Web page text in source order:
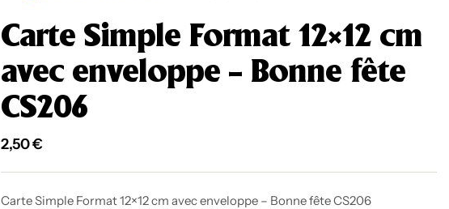
Carte Simple Format 12×12 cm
avec enveloppe – Bonne fête
CS206
2,50€
Carte Simple Format 12×12 cm avec enveloppe – Bonne fête CS206